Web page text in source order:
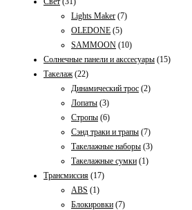
Lights Maker (7)
OLEDONE (5)
SAMMOON (10)
Солнечные панели и акссесуары (15)
Такелаж (22)
Динамический трос (2)
Лопаты (3)
Стропы (6)
Сэнд траки и трапы (7)
Такелажные наборы (3)
Такелажные сумки (1)
Трансмиссия (17)
ABS (1)
Блокировки (7)